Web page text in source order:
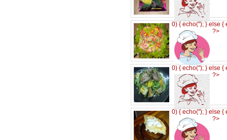
0) { echo(''); } else {
?>
0) { echo(''); } else {
?>
0) { echo(''); } else {
?>